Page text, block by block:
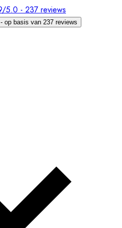
5.0 - 237 reviews
op basis van 237 reviews